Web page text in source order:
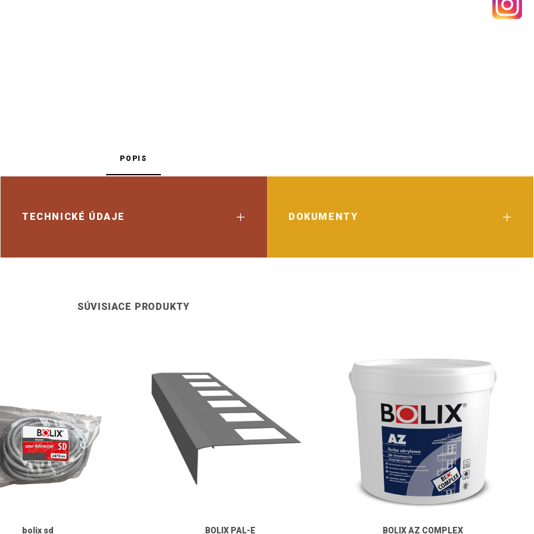
POPIS
TECHNICKÉ ÚDAJE DOKUMENTY
SÚVISIACE PRODUKTY
bolix sd BOLIX PAL-E BOLIX AZ COMPLEX